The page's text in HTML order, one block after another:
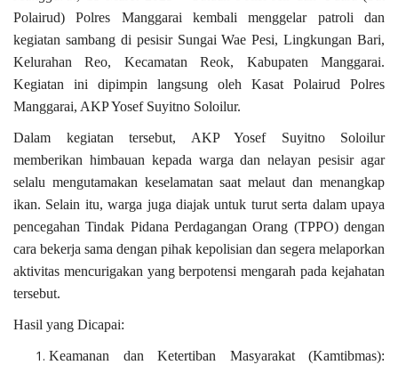
Polairud) Polres Manggarai kembali menggelar patroli dan
kegiatan sambang di pesisir Sungai Wae Pesi, Lingkungan Bari,
Kelurahan Reo, Kecamatan Reok, Kabupaten Manggarai.
Kegiatan ini dipimpin langsung oleh Kasat Polairud Polres
Manggarai, AKP Yosef Suyitno Soloilur.
Dalam kegiatan tersebut, AKP Yosef Suyitno Soloilur
memberikan himbauan kepada warga dan nelayan pesisir agar
selalu mengutamakan keselamatan saat melaut dan menangkap
ikan. Selain itu, warga juga diajak untuk turut serta dalam upaya
pencegahan Tindak Pidana Perdagangan Orang (TPPO) dengan
cara bekerja sama dengan pihak kepolisian dan segera melaporkan
aktivitas mencurigakan yang berpotensi mengarah pada kejahatan
tersebut.
Hasil yang Dicapai:
Keamanan dan Ketertiban Masyarakat (Kamtibmas):